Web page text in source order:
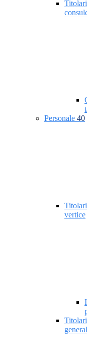
Personale 40
vertice